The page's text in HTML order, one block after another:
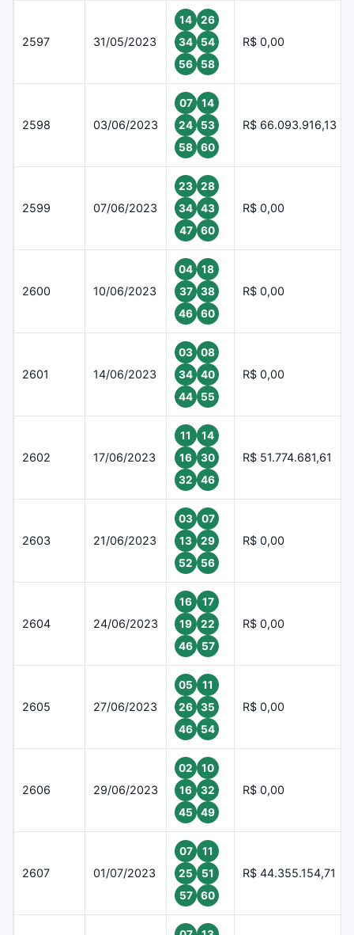
2597 31/05/2023
14
26
34
54
56
58
R$ 0,00
2598 03/06/2023
07
14
24
53
58
60
R$ 66.093.916,13
2599 07/06/2023
23
28
34
43
47
60
R$ 0,00
2600 10/06/2023
04
18
37
38
46
60
R$ 0,00
2601 14/06/2023
03
08
34
40
44
55
R$ 0,00
2602 17/06/2023
11
14
16
30
32
46
R$ 51.774.681,61
2603 21/06/2023
03
07
13
29
52
56
R$ 0,00
2604 24/06/2023
16
17
19
22
46
57
R$ 0,00
2605 27/06/2023
05
11
26
35
46
54
R$ 0,00
2606 29/06/2023
02
10
16
32
45
49
R$ 0,00
2607 01/07/2023
07
11
25
51
57
60
R$ 44.355.154,71